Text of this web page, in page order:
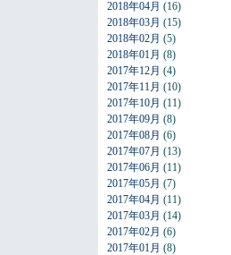
2018年04月 (16)
2018年03月 (15)
2018年02月 (5)
2018年01月 (8)
2017年12月 (4)
2017年11月 (10)
2017年10月 (11)
2017年09月 (8)
2017年08月 (6)
2017年07月 (13)
2017年06月 (11)
2017年05月 (7)
2017年04月 (11)
2017年03月 (14)
2017年02月 (6)
2017年01月 (8)